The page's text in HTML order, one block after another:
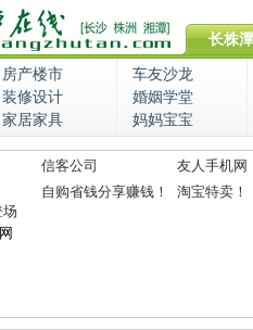
长株
房产楼市 车友沙龙
装修设计 婚姻学堂
家居家具 妈妈宝宝
场
信客公司 友人手机网
自购省钱分享赚钱！
淘宝特卖！